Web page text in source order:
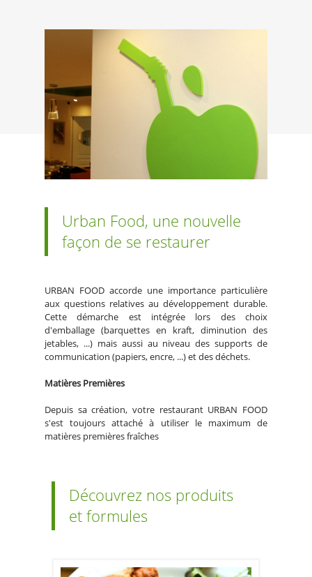
Urban Food, une nouvelle
façon de se restaurer
URBAN FOOD accorde une importance particulière
aux questions relatives au développement durable.
Cette démarche est intégrée lors des choix
d'emballage (barquettes en kraft, diminution des
jetables, ...) mais aussi au niveau des supports de
communication (papiers, encre, ...) et des déchets.
Matières Premières
Depuis sa création, votre restaurant URBAN FOOD
s'est toujours attaché à utiliser le maximum de
matières premières fraîches
Découvrez nos produits
et formules